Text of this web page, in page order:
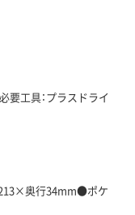
要工具：プラスドライ
213×奥行34mm●ポケ